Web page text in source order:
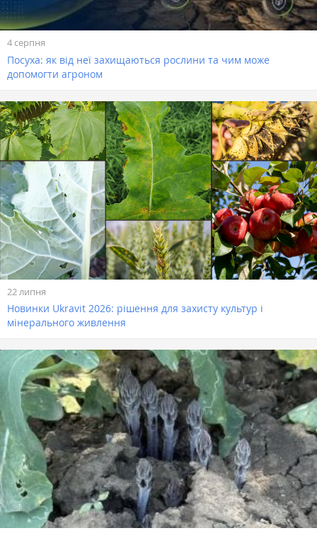
4 серпня
Посуха: як від неї захищаються рослини та чим може
допомогти агроном
22 липня
Новинки Ukravit 2026: рішення для захисту культур і
мінерального живлення